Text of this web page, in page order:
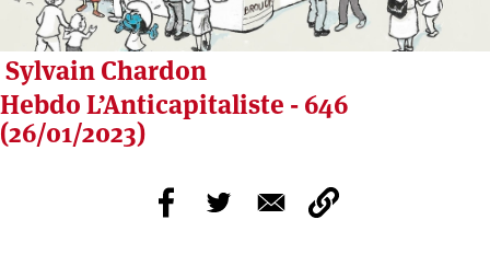
Sylvain Chardon
Hebdo L’Anticapitaliste - 646
(26/01/2023)